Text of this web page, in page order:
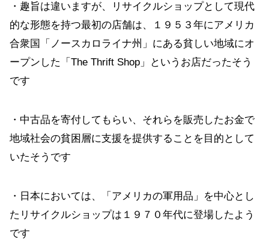
・趣旨は違いますが、リサイクルショップとして現代
的な形態を持つ最初の店舗は、１９５３年にアメリカ
合衆国「ノースカロライナ州」にある貧しい地域にオ
ープンした「The Thrift Shop」というお店だったそう
です
・中古品を寄付してもらい、それらを販売したお金で
地域社会の貧困層に支援を提供することを目的として
いたそうです
・日本においては、「アメリカの軍用品」を中心とし
たリサイクルショップは１９７０年代に登場したよう
です